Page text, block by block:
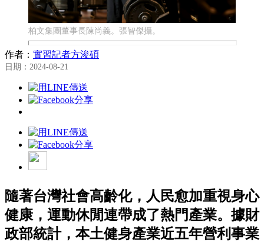
柏文集團董事長陳尚義。張智傑攝。
作者： 實習記者方浚碩
日期：2024-08-21
隨著台灣社會高齡化，人民愈加重視身心
健康，運動休閒連帶成了熱門產業。據財
政部統計，本土健身產業近五年營利事業